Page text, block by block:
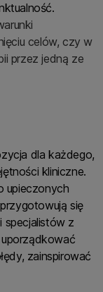
celów, czy w
przez jedną ze
dla każdego,
kliniczne.
upieczonych
się
specjalistów z
zainspirować